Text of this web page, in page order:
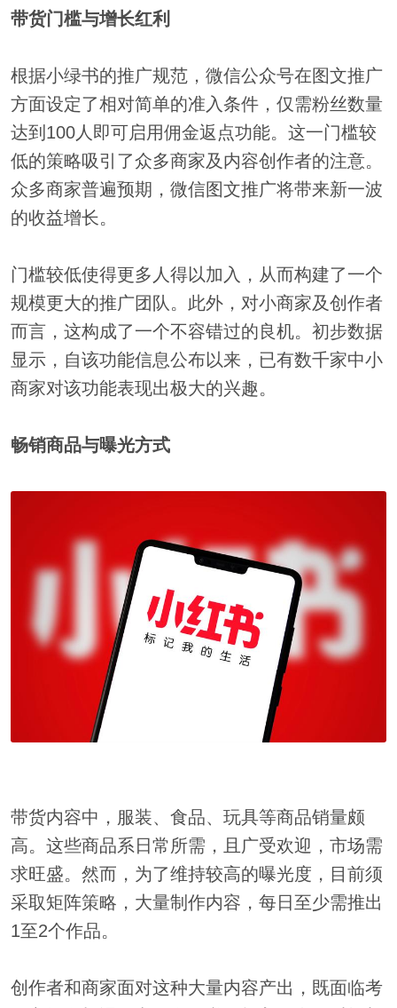
带货门槛与增长红利
根据小绿书的推广规范，微信公众号在图文推广
方面设定了相对简单的准入条件，仅需粉丝数量
达到100人即可启用佣金返点功能。这一门槛较
低的策略吸引了众多商家及内容创作者的注意。
众多商家普遍预期，微信图文推广将带来新一波
的收益增长。
门槛较低使得更多人得以加入，从而构建了一个
规模更大的推广团队。此外，对小商家及创作者
而言，这构成了一个不容错过的良机。初步数据
显示，自该功能信息公布以来，已有数千家中小
商家对该功能表现出极大的兴趣。
畅销商品与曝光方式
带货内容中，服装、食品、玩具等商品销量颇
高。这些商品系日常所需，且广受欢迎，市场需
求旺盛。然而，为了维持较高的曝光度，目前须
采取矩阵策略，大量制作内容，每日至少需推出
1至2个作品。
创作者和商家面对这种大量内容产出，既面临考